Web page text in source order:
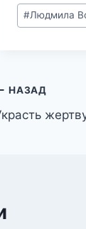
Метки
записи:
#Людмила
НАЗАД